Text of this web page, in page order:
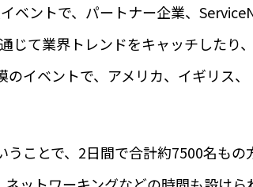
ントで、パートナー企業、
じて業界トレンドをキャッチしたり
イベントで、アメリカ、イギリス
ことで、2日間で合計約7500名もの